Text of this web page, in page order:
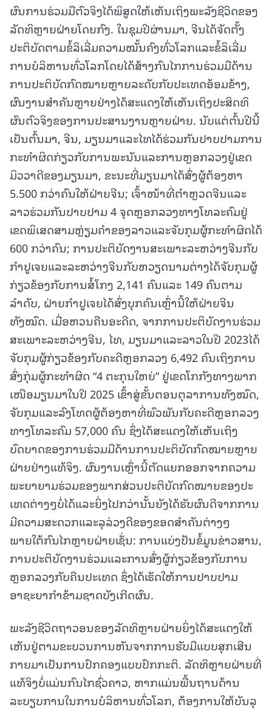
ຜົນການຮ່ວມມືຕົວຈິງໄດ້ພິສູດໃຫ້ເຫັນເຖິງພະລັງຊີວິດຂອງ
ລັດທິຫຼາຍຝ່າຍໂດຍກົງ. ໃນຊຸມປີຜ່ານມາ, ຈີນໄດ້ຈັດຕັ້ງ
ປະຕິບັດຕາມຂໍ້ລິເລີ່ມຄວາມໝັ້ນຄົງທົ່ວໂລກແລະຂໍ້ລິເລີ່ມ
ການບໍລິຫານທົ່ວໂລກໂດຍໄດ້ສ້າງກົນໄກການຮ່ວມມືດ້ານ
ການປະຕິບັດກົດໝາຍຫຼາຍລະດັບກັບປະເທດອ້ອມຂ້າງ,
ຜົນງານສຳຄັນຫຼາຍຢ່າງໄດ້ສະແດງໃຫ້ເຫັນເຖິງປະສິດທິ
ຜົນຕົວຈິງຂອງການປະສານງານຫຼາຍຝ່າຍ. ນັບແຕ່ຕົ້ນປີນີ້
ເປັນຕົ້ນມາ, ຈີນ, ມຽນມາແລະໄທໄດ້ຮ່ວມກັນປາບປາມການ
ກະທຳຜິດກ່ຽວກັບການພະນັນແລະການຫຼອກລວງຢູ່ເຂດ
ມິວວາດີຂອງມຽນມາ, ຂະນະທີ່ມຽນມາໄດ້ສົ່ງຜູ້ຕ້ອງຫາ
5.500 ກວ່າຄົນໃຫ້ຝ່າຍຈີນ; ເຈົ້າໜ້າທີ່ຕຳຫຼວດຈີນແລະ
ລາວຮ່ວມກັນປາບປາມ 4 ຈຸດຫຼອກລວງທາງໂທລະຄົມຢູ່
ເຂດພິເສດສາມຫຼ່ຽມຄຳຂອງລາວແລະຈັບກຸມຜູ້ກະທຳຜິດໄດ້
600 ກວ່າຄົນ; ການປະຕິບັດງານສະເພາະລະຫວ່າງຈີນກັບ
ກຳປູເຈຍແລະລະຫວ່າງຈີນກັບຫວຽດນາມຕ່າງໄດ້ຈັບກຸມຜູ້
ກ່ຽວຂ້ອງກັບການສໍ້ໂກງ 2,141 ຄົນແລະ 149 ຄົນຕາມ
ລຳດັບ, ຝ່າຍກຳປູເຈຍໄດ້ສົ່ງບຸກຄົນເຫຼົ່ານີ້ໃຫ້ຝ່າຍຈີນ
ທັງໝົດ. ເມື່ອຫວນຄືນອະດີດ, ຈາກການປະຕິບັດງານຮ່ວມ
ສະເພາະລະຫວ່າງຈີນ, ໄທ, ມຽນມາແລະລາວໃນປີ 2023ໄດ້
ຈັບກຸມຜູ້ກ່ຽວຂ້ອງກັບຄະດີຫຼອກລວງ 6,492 ຄົນເຖິງການ
ສົ່ງກຸ່ມຜູ້ກະທຳຜິດ “4 ຕະກຸນໃຫຍ່” ຢູ່ເຂດໂກກັງທາງພາກ
ເໜືອມຽນມາໃນປີ 2025 ເຂົ້າສູ່ຂັ້ນຕອນຕຸລາການທັງໝົດ,
ຈັບກຸມແລະລົງໂທດຜູ້ຕ້ອງຫາທີ່ພົວພັນກັບຄະດີຫຼອກລວງ
ທາງໂທລະຄົມ 57,000 ຄົນ ຊຶ່ງໄດ້ສະແດງໃຫ້ເຫັນເຖິງ
ບົດບາດຂອງການຮ່ວມມືດ້ານການປະຕິບັດກົດໝາຍຫຼາຍ
ຝ່າຍຢ່າງແທ້ຈິງ. ຜົນງານເຫຼົ່ານີ້ຕັດແຍກອອກຈາກຄວາມ
ພະຍາຍາມຮ່ວມຂອງພາກສ່ວນປະຕິບັດກົດໝາຍຂອງປະ
ເທດຕ່າງໆບໍ່ໄດ້ແລະຍິ່ງໄປກວ່ານັ້ນຍັງໄດ້ຮັບຜົນດີຈາກການ
ມີຄວາມສະດວກແລະລຸລ່ວງດີຂອງຂອດສຳຄັນຕ່າງໆ
ພາຍໃຕ້ກົນໄກຫຼາຍຝ່າຍເຊັ່ນ: ການແບ່ງປັນຂໍ້ມູນຂ່າວສານ,
ການປະຕິບັດງານຮ່ວມແລະການສົ່ງຜູ້ກ່ຽວຂ້ອງກັບການ
ຫຼອກລວງກັບຄືນປະເທດ ຊຶ່ງໄດ້ເຮັດໃຫ້ການປາບປາມ
ອາຊະຍາກຳຂ້າມຊາດບັງເກີດຜົນ.
ພະລັງຊີວິດຖາວອນຂອງລັດທິຫຼາຍຝ່າຍຍິ່ງໄດ້ສະແດງໃຫ້
ເຫັນຢູ່ຕາມຂະບວນການຫັນຈາກການຮັບມືແບບສຸກເສີນ
ກາຍມາເປັນການປົກຄອງແບບປົກກະຕິ. ລັດທິຫຼາຍຝ່າຍທີ່
ແທ້ຈິງບໍ່ແມ່ນກົນໄກຊົ່ວຄາວ, ຫາກແມ່ນພື້ນຖານດ້ານ
ລະບຽບການໃນການບໍລິຫານທົ່ວໂລກ, ຕ້ອງການໃຫ້ບັນລຸ